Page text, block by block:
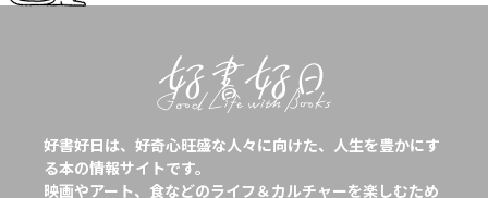
好書好日は、好奇心旺盛な人々に向けた、人生を豊かにす
る本の情報サイトです。
映画やアート、食などのライフ＆カルチャーを楽しむため